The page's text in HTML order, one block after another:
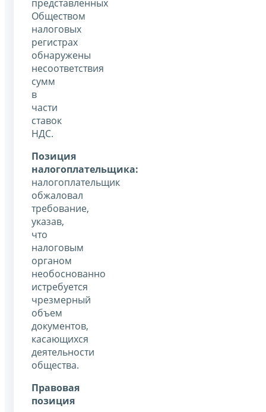
представленных
Обществом
налоговых
регистрах
обнаружены
несоответствия
сумм
в
части
ставок
НДС.
Позиция
налогоплательщика:
налогоплательщик
обжаловал
требование,
указав,
что
налоговым
органом
необоснованно
истребуется
чрезмерный
объем
документов,
касающихся
деятельности
общества.
Правовая
позиция